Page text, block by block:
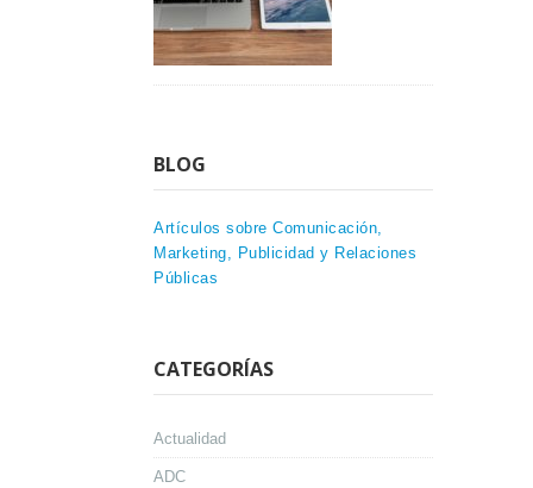
BLOG
Artículos sobre Comunicación,
Marketing, Publicidad y Relaciones
Públicas
CATEGORÍAS
Actualidad
ADC